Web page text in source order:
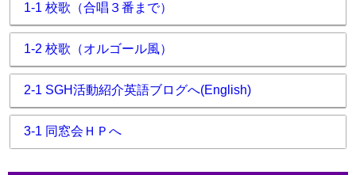
1-1 校歌（合唱３番まで）
1-2 校歌（オルゴール風）
2-1 SGH活動紹介英語ブログへ(English)
3-1 同窓会ＨＰへ